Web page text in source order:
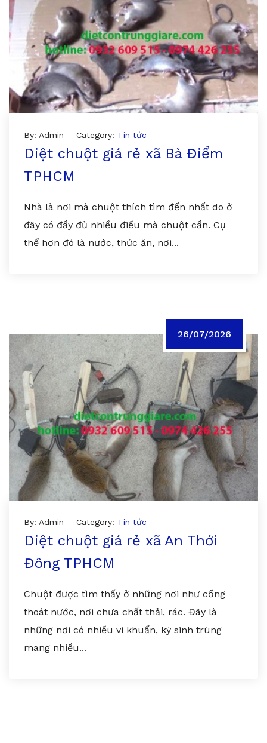
By: Admin Category: Tin tức
Diệt chuột giá rẻ xã Bà Điểm
TPHCM
Nhà là nơi mà chuột thích tìm đến nhất do ở
đây có đầy đủ nhiều điều mà chuột cần. Cụ
thể hơn đó là nước, thức ăn, nơi...
26/07/2026
By: Admin Category: Tin tức
Diệt chuột giá rẻ xã An Thới
Đông TPHCM
Chuột được tìm thấy ở những nơi như cống
thoát nước, nơi chưa chất thải, rác. Đây là
những nơi có nhiều vi khuẩn, ký sinh trùng
mang nhiều...